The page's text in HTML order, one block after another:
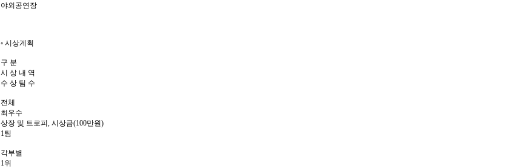
야외공연장
◦ 시상계획
구 분
시 상 내 역
수 상 팀 수
전체
최우수
상장 및 트로피, 시상금(100만원)
1팀
각부별
1위